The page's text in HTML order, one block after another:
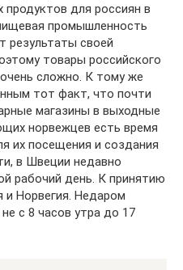
для россиян в
промышленность
результаты своей
товары российского
сложно. К тому же
тот факт, что почти
магазины в выходные
норвежцев есть время
их посещения и создания
в Швеции недавно
рабочий день. К принятию
и Норвегия. Недаром
с 8 часов утра до 17